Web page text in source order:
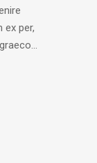
ex per,